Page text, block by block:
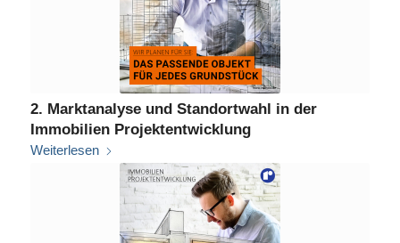
2. Marktanalyse und Standortwahl in der
Immobilien Projektentwicklung
Weiterlesen